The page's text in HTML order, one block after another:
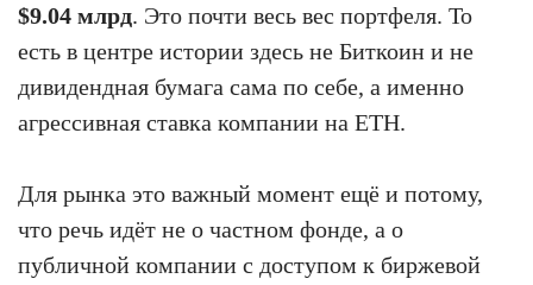
$9.04 млрд. Это почти весь вес портфеля. То
есть в центре истории здесь не Биткоин и не
дивидендная бумага сама по себе, а именно
агрессивная ставка компании на ETH.
Для рынка это важный момент ещё и потому,
что речь идёт не о частном фонде, а о
публичной компании с доступом к биржевой